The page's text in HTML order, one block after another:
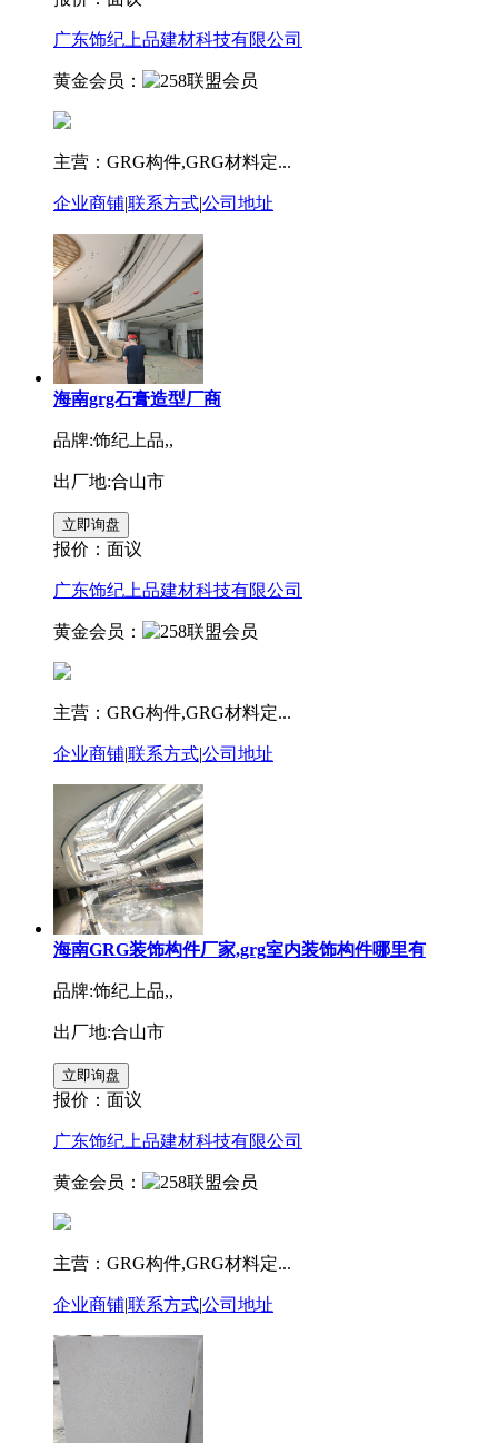
广东饰纪上品建材科技有限公司
黄金会员：
主营：GRG构件,GRG材料定...
企业商铺|联系方式|公司地址
海南grg石膏造型厂商
品牌:饰纪上品,,
出厂地:合山市
报价： 面议
广东饰纪上品建材科技有限公司
黄金会员：
主营：GRG构件,GRG材料定...
企业商铺|联系方式|公司地址
海南GRG装饰构件厂家,grg室内装饰构件哪里有
品牌:饰纪上品,,
出厂地:合山市
报价： 面议
广东饰纪上品建材科技有限公司
黄金会员：
主营：GRG构件,GRG材料定...
企业商铺|联系方式|公司地址